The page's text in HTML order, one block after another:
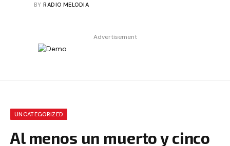
BY RADIO MELODIA
Advertisement
UNCATEGORIZED
Al menos un muerto y cinco